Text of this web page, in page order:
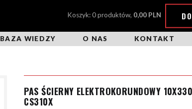
Koszyk: 0 produktów, 0,00 PLN
BAZA WIEDZY O NAS KONTAKT
PAS ŚCIERNY ELEKTROKORUNDOWY
CS310X